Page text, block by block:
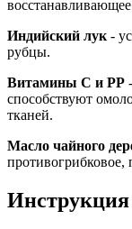
Индийский лук -
рубцы.
Витамины С и РР
способствуют
тканей.
Масло чайного
противогрибковое,